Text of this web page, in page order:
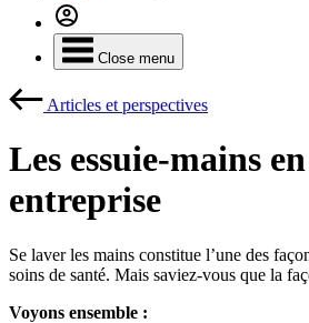
Close menu
Articles et perspectives
Les essuie-mains
entreprise
Se laver les mains constitue l’une des
soins de santé. Mais saviez-vous que la
Voyons ensemble :